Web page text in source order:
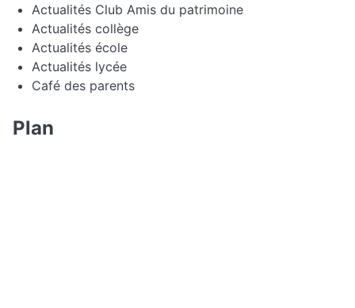
Actualités Club Amis du patrimoine
Actualités collège
Actualités école
Actualités lycée
Café des parents
Plan